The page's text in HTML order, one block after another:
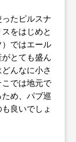
たピルスナ
をはじめと
ではエール
とても盛ん
んなに小さ
では地元で
め、パブ巡
良いでしょ